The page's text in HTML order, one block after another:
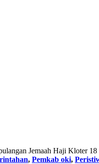
Jemaah Haji Kloter 18
, Pemkab oki,